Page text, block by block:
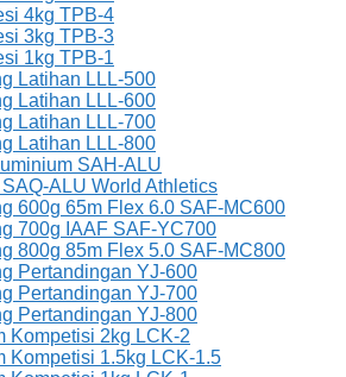
4kg TPB-4
3kg TPB-3
1kg TPB-1
Latihan LLL-500
Latihan LLL-600
Latihan LLL-700
Latihan LLL-800
SAH-ALU
ALU World Athletics
600g 65m Flex 6.0 SAF-MC600
700g IAAF SAF-YC700
800g 85m Flex 5.0 SAF-MC800
Pertandingan YJ-600
Pertandingan YJ-700
Pertandingan YJ-800
Kompetisi 2kg LCK-2
Kompetisi 1.5kg LCK-1.5